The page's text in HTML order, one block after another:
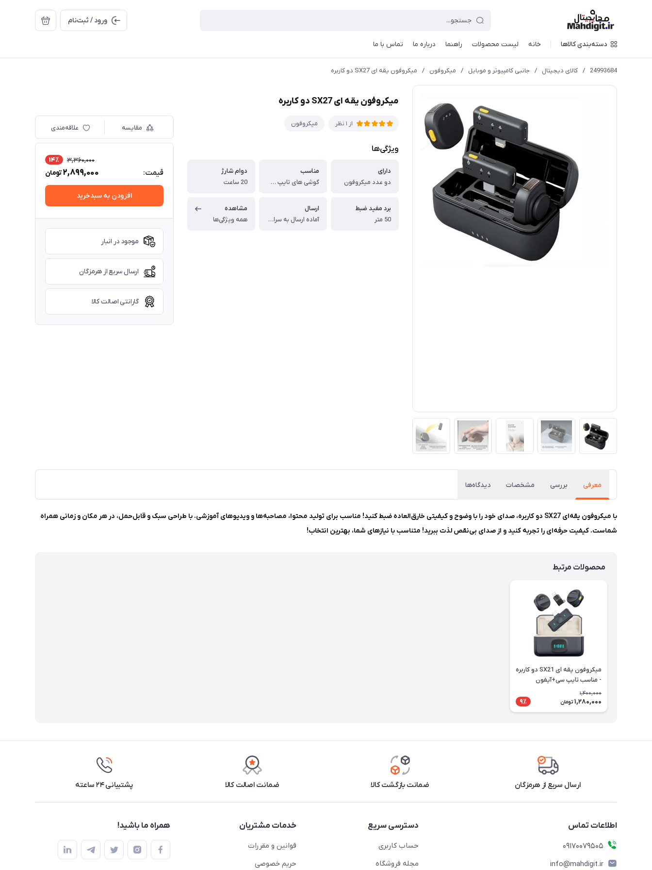
ورود / ثبت‌نام
دسته‌بندی کالاها خانه لیست محصولات راهنما درباره ما تماس با ما
24993684
/ کالای دیجیتال / جانبی کامپیوتر و موبایل / میکروفون / میکروفون یقه ای SX27 دو کاربره
میکروفون یقه ای SX27 دو کاربره
از 1 نظر میکروفون
ویژگی‌ها
دارای
دو عدد میکروفون
مناسب
گوشی های تایپ سی و لایتنینگ
دوام شارژ
20 ساعت
برد مفید ضبط
50 متر
ارسال
آماده ارسال به سراسر کشور
مشاهده
همه ویژگی‌ها
مقایسه علاقه‌مندی
قیمت:
3,360,000 14٪
2,899,000تومان
افزودن به سبدخرید
موجود در انبار
ارسال سریع از هرمزگان
گارانتی اصالت کالا
معرفی بررسی مشخصات دیدگاه‌ها
با میکروفون یقه‌ای SX27 دو کاربره، صدای خود را با وضوح و کیفیتی خارق‌العاده ضبط کنید! مناسب برای تولید محتوا، مصاحبه‌ها و ویدیوهای آموزشی. با طراحی سبک و قابل‌حمل، در هر مکان و زمانی همراه
شماست. کیفیت حرفه‌ای را تجربه کنید و از صدای بی‌نقص لذت ببرید! متناسب با نیازهای شما، بهترین انتخاب!
محصولات مرتبط
میکروفون یقه ای SX21 دو کاربره
- مناسب تایپ سی+آیفون
1,400,000
1,280,000 تومان 9٪
ارسال سریع از هرمزگان ضمانت بازگشت کالا ضمانت اصالت کالا پشتیبانی ۲۴ ساعته
اطلاعات تماس
09170079505
info@mahdigit.ir
دسترسی سریع
حساب کاربری
مجله فروشگاه
خدمات مشتریان
قوانین و مقررات
حریم خصوصی
همراه ما باشید!